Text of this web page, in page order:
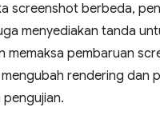
screenshot berbeda,
menyediakan tanda
memaksa pembaruan
rendering dan